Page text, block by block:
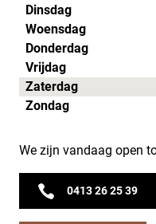
Dinsdag
Woensdag
Donderdag
Vrijdag
Zaterdag
Zondag
We zijn vandaag open
0413 26 25 39